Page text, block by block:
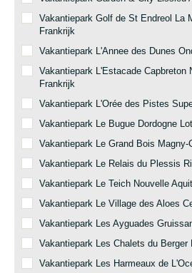
Vakantiepark Golf de St Endreol La
Frankrijk
Vakantiepark L'Annee des Dunes
Vakantiepark L'Estacade Capbreton
Frankrijk
Vakantiepark L'Orée des Pistes
Vakantiepark Le Bugue Dordogne
Vakantiepark Le Grand Bois Magny-
Vakantiepark Le Relais du Plessis
Vakantiepark Le Teich Nouvelle
Vakantiepark Le Village des Aloes
Vakantiepark Les Ayguades
Vakantiepark Les Chalets du Berger
Vakantiepark Les Harmeaux de